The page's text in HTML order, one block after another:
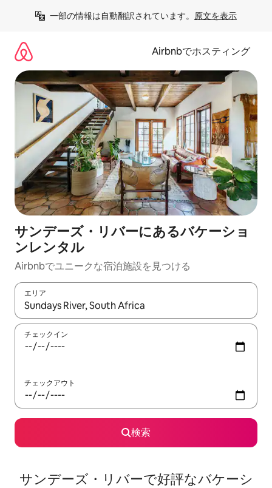
一部の情報は自動翻訳されています。 原文を表示
Airbnbでホスティング
サンデーズ・リバーにあるバケーショ
ンレンタル
Airbnbでユニークな宿泊施設を見つける
エリア
検索結果が表示されたら、上下の矢印キーを使って移動するか
チェックイン
チェックアウト
検索
サンデーズ・リバーで好評なバケーシ